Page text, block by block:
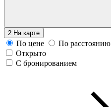
2 На карте
По цене
По расстоянию
Открыто
С бронированием